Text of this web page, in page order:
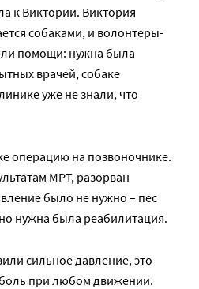
к Виктории. Виктория
собаками, и волонтеры-
помощи: нужна была
врачей, собаке
уже не знали, что
операцию на позвоночнике.
МРТ, разорван
было не нужно – пес
нужна была реабилитация.
сильное давление, это
при любом движении.